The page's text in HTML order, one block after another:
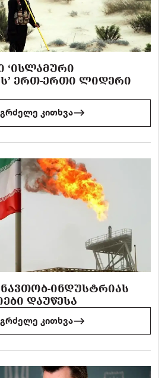
‘ᲘᲡᲚᲐᲛᲣᲠᲘ
ᲔᲠᲗ-ᲔᲠᲗᲘ ᲚᲘᲓᲔᲠᲘ
კითხვა
ᲜᲐᲕᲗᲝᲑ-ᲘᲜᲓᲣᲡᲢᲠᲘᲐᲡ
ᲓᲐᲣᲬᲔᲡᲐ
კითხვა